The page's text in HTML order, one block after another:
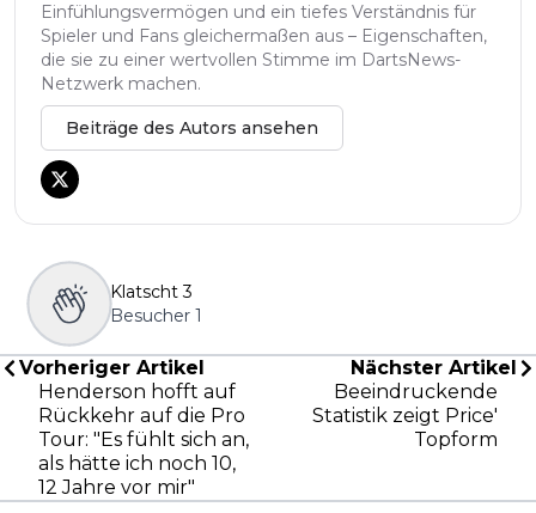
Einfühlungsvermögen und ein tiefes Verständnis für
Spieler und Fans gleichermaßen aus – Eigenschaften,
die sie zu einer wertvollen Stimme im DartsNews-
Netzwerk machen.
Beiträge des Autors ansehen
Klatscht 3
Besucher 1
Vorheriger Artikel
Henderson hofft auf
Rückkehr auf die Pro
Tour: "Es fühlt sich an,
als hätte ich noch 10,
12 Jahre vor mir"
Nächster Artikel
Beeindruckende
Statistik zeigt Price'
Topform